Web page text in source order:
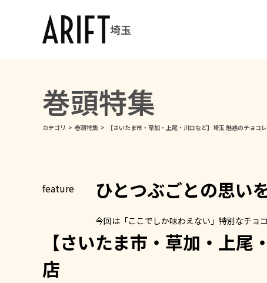
埼玉
巻頭特集
カテゴリ > 巻頭特集 > 【さいたま市・草加・上尾・川口など】埼玉 魅惑のチョコ
ひとつぶごとの思い
今回は「ここでしか味わえない」特別なチョ
【さいたま市・草加・上
店